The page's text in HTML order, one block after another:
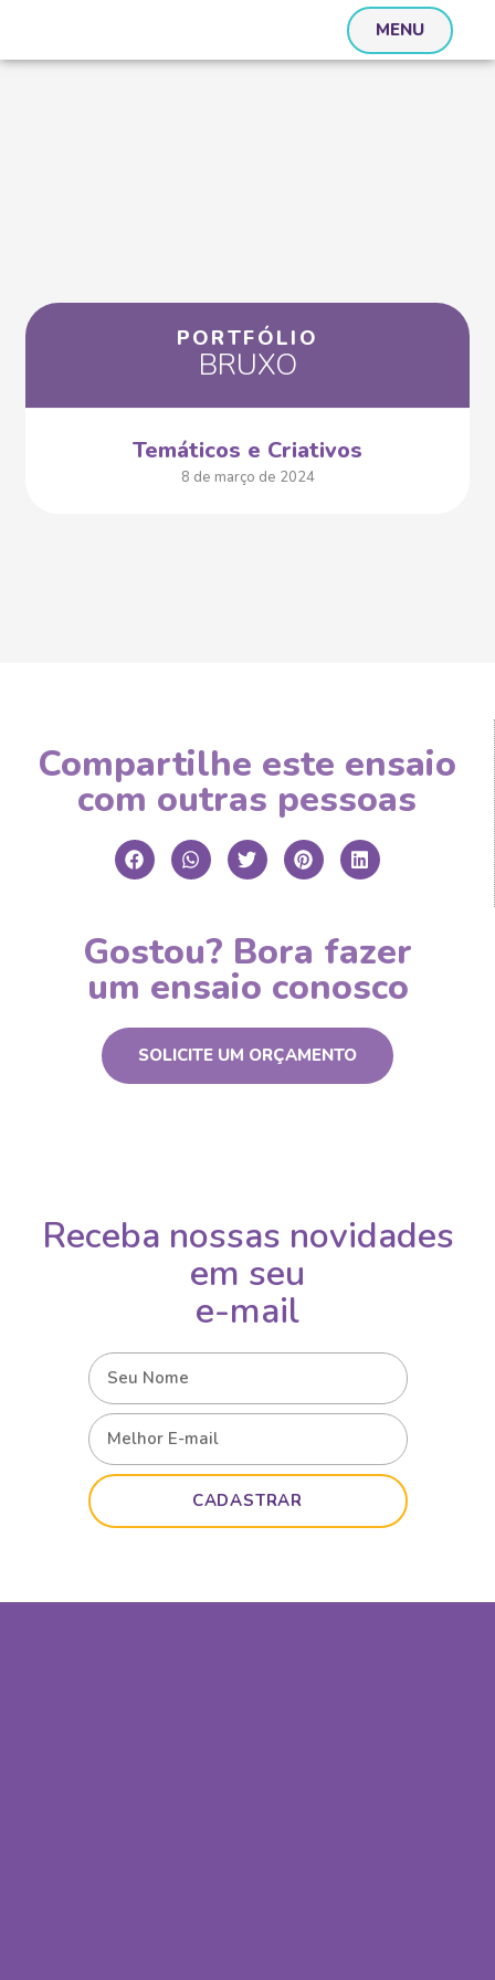
MENU
PORTFÓLIO
BRUXO
Temáticos e Criativos
8 de março de 2024
Compartilhe este ensaio
com outras pessoas
Gostou? Bora fazer
um ensaio conosco
SOLICITE UM ORÇAMENTO
Receba nossas novidades
em seu
e-mail
CADASTRAR